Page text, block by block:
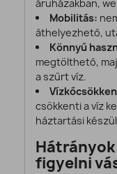
áruházakban,
Mobilitás:
áthelyezhető,
Könnyű
megtölthető,
a szűrt víz.
csökkenti a víz
háztartási
Hátrányok
figyelni